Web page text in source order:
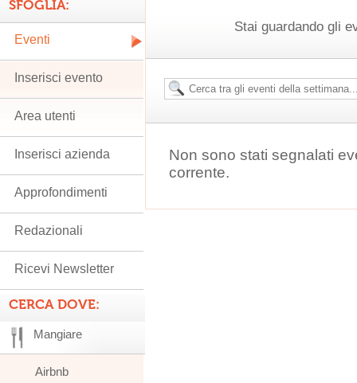
Stai guardando gli
Non sono stati segnalati
corrente.
SFOGLIA:
Eventi
Inserisci evento
Area utenti
Inserisci azienda
Approfondimenti
Redazionali
Ricevi Newsletter
CERCA DOVE:
Mangiare
Airbnb